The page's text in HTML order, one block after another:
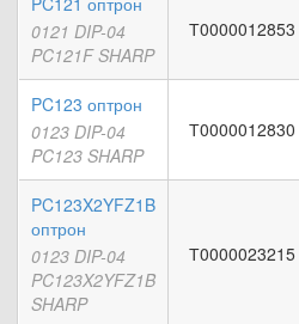
0121 DIP-04
PC121F SHARP
Т0000012853
PC123 оптрон
0123 DIP-04
PC123 SHARP
Т0000012830
PC123X2YFZ1B
оптрон
0123 DIP-04
PC123X2YFZ1B
SHARP
Т0000023215